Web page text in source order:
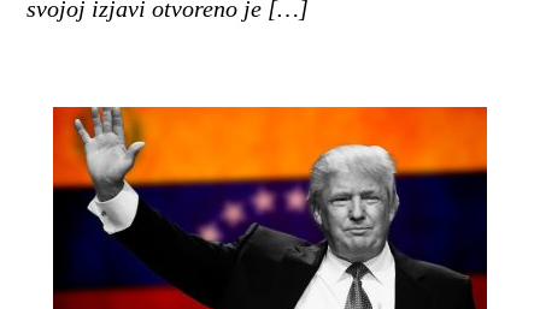
svojoj izjavi otvoreno je […]